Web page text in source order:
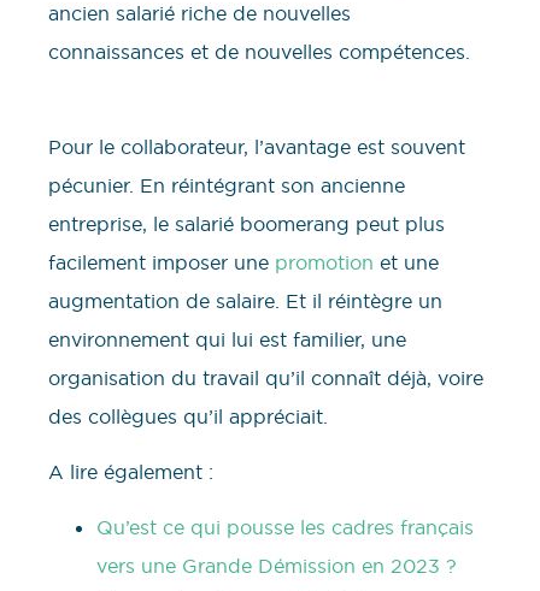
ancien salarié riche de nouvelles
connaissances et de nouvelles compétences.
Pour le collaborateur, l’avantage est souvent
pécunier. En réintégrant son ancienne
entreprise, le salarié boomerang peut plus
facilement imposer une promotion et une
augmentation de salaire. Et il réintègre un
environnement qui lui est familier, une
organisation du travail qu’il connaît déjà, voire
des collègues qu’il appréciait.
A lire également :
Qu’est ce qui pousse les cadres français
vers une Grande Démission en 2023 ?